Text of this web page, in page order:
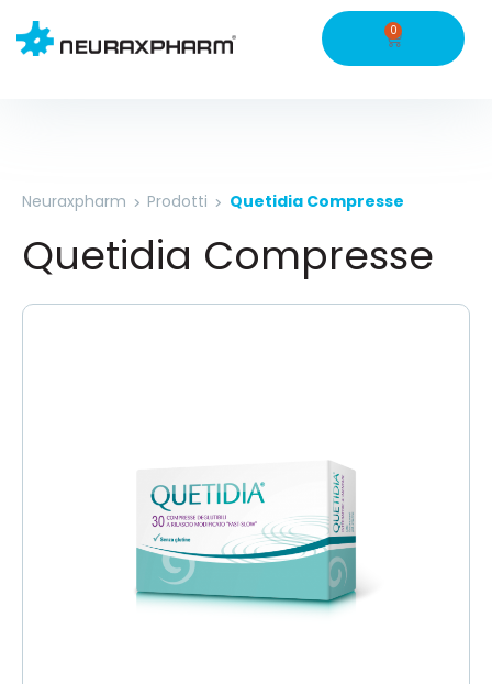
0
Neuraxpharm Prodotti Quetidia Compresse
Quetidia Compresse